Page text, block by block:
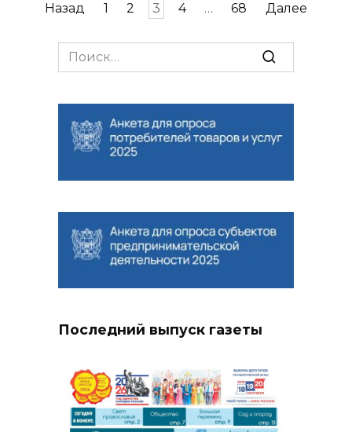
Навигация
записям
Назад 1 2 3 4 … 68 Далее
Search
for:
Последний выпуск газеты